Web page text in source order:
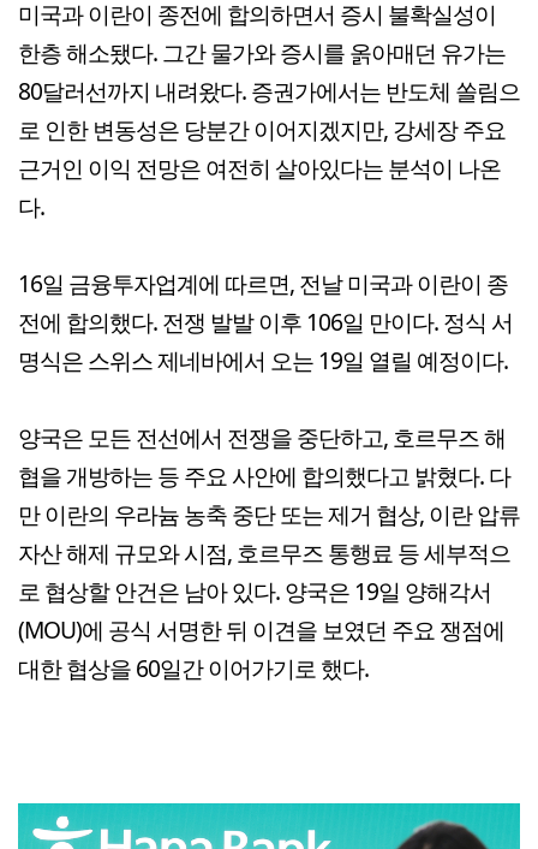
미국과 이란이 종전에 합의하면서 증시 불확실성이
한층 해소됐다. 그간 물가와 증시를 옭아매던 유가는
80달러선까지 내려왔다. 증권가에서는 반도체 쏠림으
로 인한 변동성은 당분간 이어지겠지만, 강세장 주요
근거인 이익 전망은 여전히 살아있다는 분석이 나온
다.
16일 금융투자업계에 따르면, 전날 미국과 이란이 종
전에 합의했다. 전쟁 발발 이후 106일 만이다. 정식 서
명식은 스위스 제네바에서 오는 19일 열릴 예정이다.
양국은 모든 전선에서 전쟁을 중단하고, 호르무즈 해
협을 개방하는 등 주요 사안에 합의했다고 밝혔다. 다
만 이란의 우라늄 농축 중단 또는 제거 협상, 이란 압류
자산 해제 규모와 시점, 호르무즈 통행료 등 세부적으
로 협상할 안건은 남아 있다. 양국은 19일 양해각서
(MOU)에 공식 서명한 뒤 이견을 보였던 주요 쟁점에
대한 협상을 60일간 이어가기로 했다.